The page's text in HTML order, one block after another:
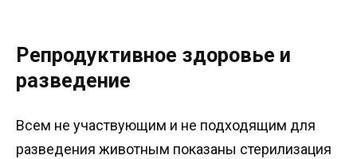
Репродуктивное здоровье и
разведение
Всем не участвующим и не подходящим для
разведения животным показаны стерилизация